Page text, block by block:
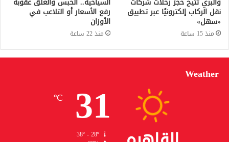
نقل الركاب إلكترونيًا عبر تطبيق
«سهل»
منذ 15 ساعة
رفع الأسعار أو التلاعب في
الأوزان
منذ 22 ساعة
Weather
31
℃
38º - 28º